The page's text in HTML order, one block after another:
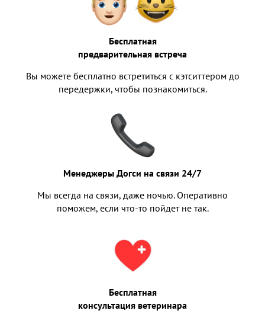
Бесплатная
предварительная встреча
Вы можете бесплатно встретиться с кэтситтером до
передержки, чтобы познакомиться.
Менеджеры Догси на связи 24/7
Мы всегда на связи, даже ночью. Оперативно
поможем, если что-то пойдет не так.
Бесплатная
консультация ветеринара